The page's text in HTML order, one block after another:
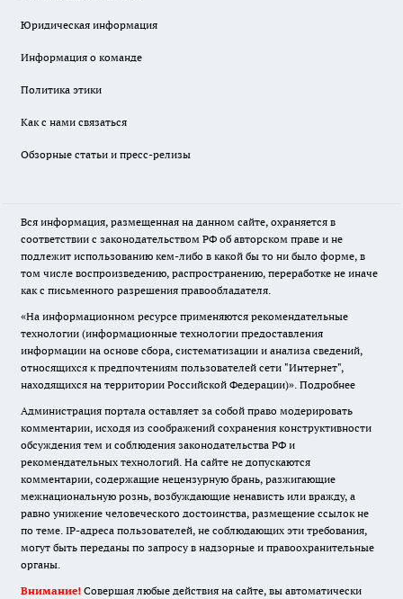
Юридическая информация
Информация о команде
Политика этики
Как с нами связаться
Обзорные статьи и пресс-релизы
Вся информация, размещенная на данном сайте, охраняется в
соответствии с законодательством РФ об авторском праве и не
подлежит использованию кем-либо в какой бы то ни было форме, в
том числе воспроизведению, распространению, переработке не иначе
как с письменного разрешения правообладателя.
«На информационном ресурсе применяются рекомендательные
технологии (информационные технологии предоставления
информации на основе сбора, систематизации и анализа сведений,
относящихся к предпочтениям пользователей сети "Интернет",
находящихся на территории Российской Федерации)». Подробнее
Администрация портала оставляет за собой право модерировать
комментарии, исходя из соображений сохранения конструктивности
обсуждения тем и соблюдения законодательства РФ и
рекомендательных технологий. На сайте не допускаются
комментарии, содержащие нецензурную брань, разжигающие
межнациональную рознь, возбуждающие ненависть или вражду, а
равно унижение человеческого достоинства, размещение ссылок не
по теме. IP-адреса пользователей, не соблюдающих эти требования,
могут быть переданы по запросу в надзорные и правоохранительные
органы.
Внимание! Совершая любые действия на сайте, вы автоматически